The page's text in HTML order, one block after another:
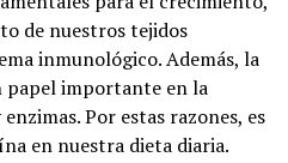
de nuestros tejidos
inmunológico. Además, la
papel importante en la
Por estas razones, es
en nuestra dieta diaria.